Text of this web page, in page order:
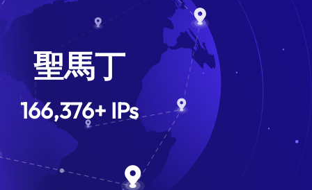
聖馬丁
166,376+IPs